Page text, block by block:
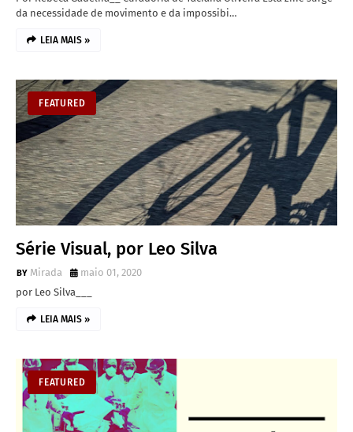
da necessidade de movimento e da impossibi…
LEIA MAIS »
FEATURED
Série Visual, por Leo Silva
Mirada
maio 01, 2020
por Leo Silva___
LEIA MAIS »
FEATURED